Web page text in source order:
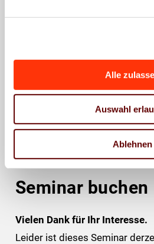
Alle
Auswahl
Ablehnen
Seminar buchen
Vielen Dank für Ihr Interesse.
Leider ist dieses Seminar